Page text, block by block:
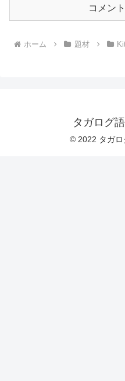
コメン
ホーム 題材
タガログ
© 2022 タガロ